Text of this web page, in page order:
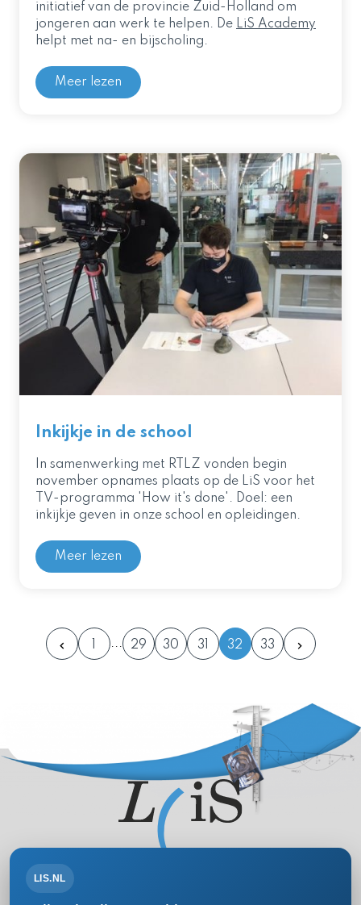
initiatief van de provincie Zuid-Holland om
jongeren aan werk te helpen. De LiS Academy
helpt met na- en bijscholing.
Meer lezen
Inkijkje in de school
In samenwerking met RTLZ vonden begin
november opnames plaats op de LiS voor het
TV-programma 'How it's done'. Doel: een
inkijkje geven in onze school en opleidingen.
Meer lezen
1 29 30 31 32 33
Volg ons op:
LIS.NL